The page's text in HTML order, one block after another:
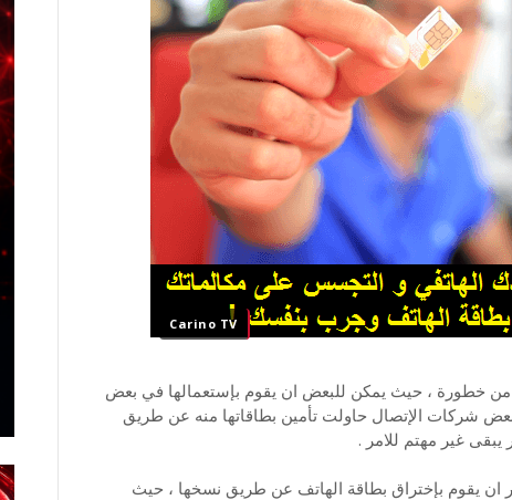
Carino TV
من خطورة ، حيث يمكن للبعض ان يقوم بإستعمالها في بعض
شركات الإتصال حاولت تأمين بطاقاتها منه عن طريق
غير مهتم للامر .
يقوم بإختراق بطاقة الهاتف عن طريق نسخها ، حيث